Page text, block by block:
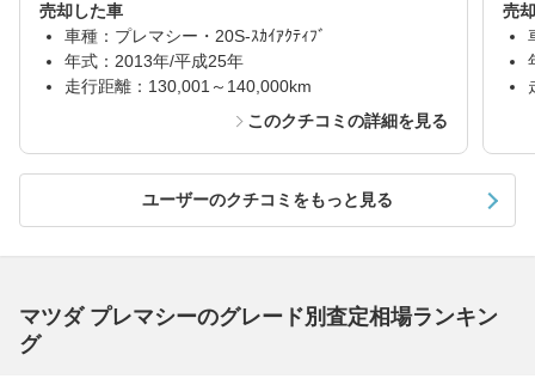
売却した車
車種：プレマシー・20S-ｽｶｲｱｸﾃｨﾌﾞ
年式：2013年/平成25年
走行距離：130,001～140,000km
このクチコミの詳細を見る
売
ユーザーのクチコミをもっと見る
マツダ プレマシーのグレード別査定相場ランキン
グ